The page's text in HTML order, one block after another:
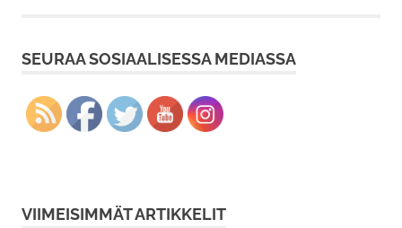
SEURAA SOSIAALISESSA MEDIASSA
VIIMEISIMMÄT ARTIKKELIT